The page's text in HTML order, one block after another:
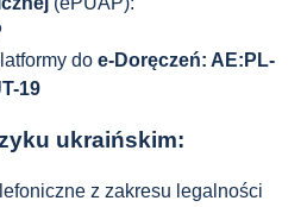
do e-Doręczeń: AE:PL-
19
ukraińskim:
z zakresu legalności